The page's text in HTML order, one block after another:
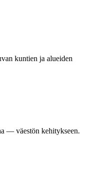
kuntien ja alueiden
— väestön kehitykseen.